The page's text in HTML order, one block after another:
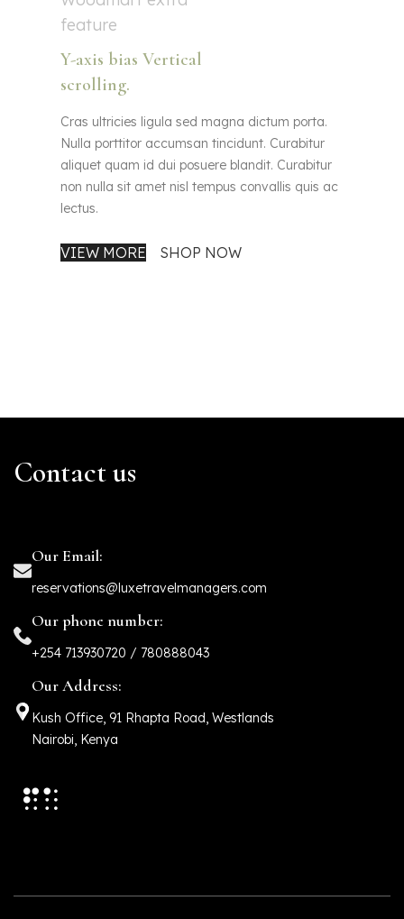
feature
Y-axis bias Vertical
scrolling.
Cras ultricies ligula sed magna dictum porta.
Nulla porttitor accumsan tincidunt. Curabitur
aliquet quam id dui posuere blandit. Curabitur
non nulla sit amet nisl tempus convallis quis ac
lectus.
VIEW MORE SHOP NOW
Contact us
Our Email:
reservations@luxetravelmanagers.com
Our phone number:
+254 713930720 / 780888043
Our Address:
Kush Office, 91 Rhapta Road, Westlands
Nairobi, Kenya